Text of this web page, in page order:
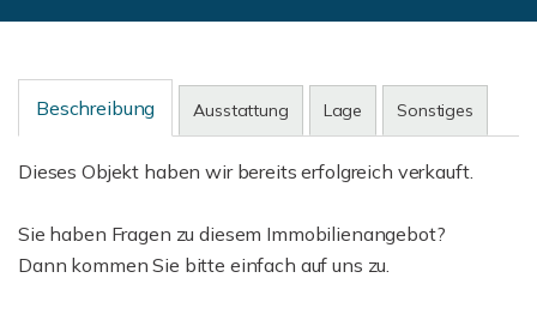
Beschreibung Ausstattung Lage Sonstiges
Dieses Objekt haben wir bereits erfolgreich verkauft.
Sie haben Fragen zu diesem Immobilienangebot?
Dann kommen Sie bitte einfach auf uns zu.